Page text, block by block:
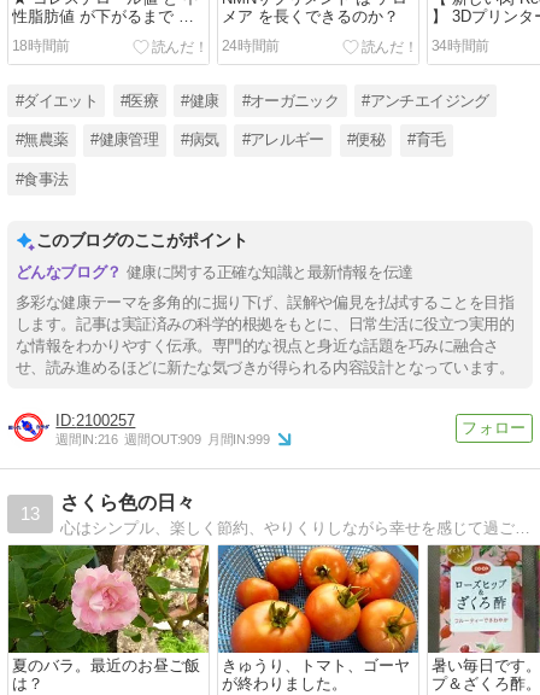
性脂肪値 が下がるまで ※
高血圧 もネ!
18時間前
メア を長くできるのか？
24時間前
】 3Dプリンタ
ーガン フラン
欧州で販売
34時間前
#ダイエット #医療 #健康 #オーガニック #アンチエイジング
#無農薬 #健康管理 #病気 #アレルギー #便秘 #育毛
#食事法
このブログのここがポイント
健康に関する正確な知識と最新情報を伝達
多彩な健康テーマを多角的に掘り下げ、誤解や偏見を払拭することを目指
します。記事は実証済みの科学的根拠をもとに、日常生活に役立つ実用的
な情報をわかりやすく伝承。専門的な視点と身近な話題を巧みに融合さ
せ、読み進めるほどに新たな気づきが得られる内容設計となっています。
2100257
週間IN:216 週間OUT:909 月間IN:999
13
さくら色の日々
心はシンプル、楽しく節約、やりくりしながら幸せを感じて過ごしていきたい、そんな主婦の日記です。
夏のバラ。最近のお昼ご飯
は？
きゅうり、トマト、ゴーヤ
が終わりました。
暑い毎日です
プ＆ざくろ酢。